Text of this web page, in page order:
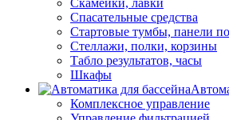
Скамейки, лавки
Спасательные средства
Стартовые тумбы, панели
Стеллажи, полки, корзины
Табло результатов, часы
Шкафы
Комплексное управление